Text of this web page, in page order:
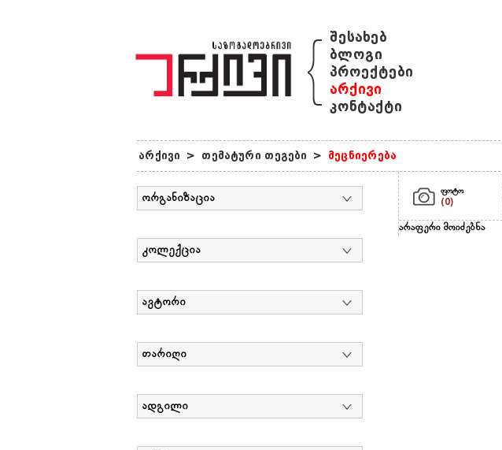
{ შესახებ
ბლოგი
პროექტები
არქივი
კონტაქტი
არქივი > თემატური თეგები > მეცნიერება
ორგანიზაცია
კოლექცია
ავტორი
თარიღი
ადგილი
ფოტო
(0)
არაფერი მოიძებნა